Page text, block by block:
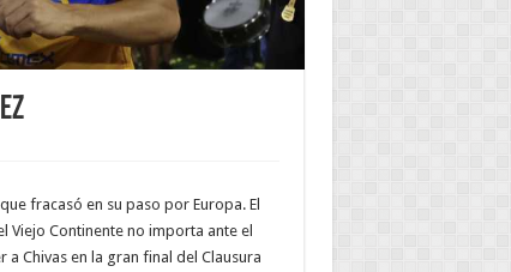
fracasó en su paso por Europa. El
Continente no importa ante el
Chivas en la gran final del Clausura